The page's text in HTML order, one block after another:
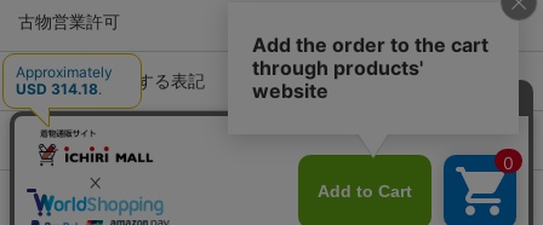
古物営業許可
特定商取引に関する表記
プライバシーポリシー